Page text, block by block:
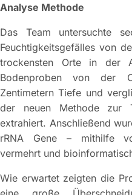
Analyse Methode
Das Team untersuchte
Feuchtigkeitsgefälles von
trockensten Orte in der
Bodenproben von der
Zentimetern Tiefe und
der neuen Methode zur
extrahiert. Anschließend
rRNA Gene – mithilfe
vermehrt und
Wie erwartet zeigten die